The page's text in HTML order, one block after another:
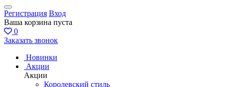
Регистрация Вход
Ваша корзина пуста
0
Заказать звонок
Новинки
Акции
Акции
Королевский стиль